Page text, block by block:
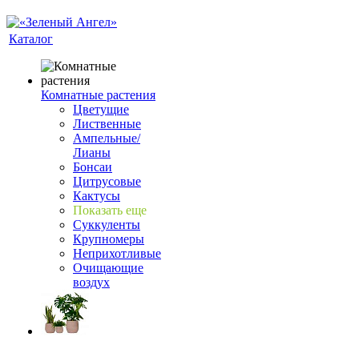
Каталог
Комнатные растения
Цветущие
Лиственные
Ампельные/
Лианы
Бонсаи
Цитрусовые
Кактусы
Показать еще
Суккуленты
Крупномеры
Неприхотливые
Очищающие
воздух